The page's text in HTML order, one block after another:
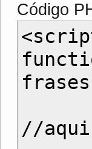
Código
//aqui